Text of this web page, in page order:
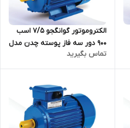
الکتروموتور گوانگجو 7/5 اسب
900 دور سه فاز پوسته چدن مدل
Y2 ترمینال بالا
تماس بگیرید